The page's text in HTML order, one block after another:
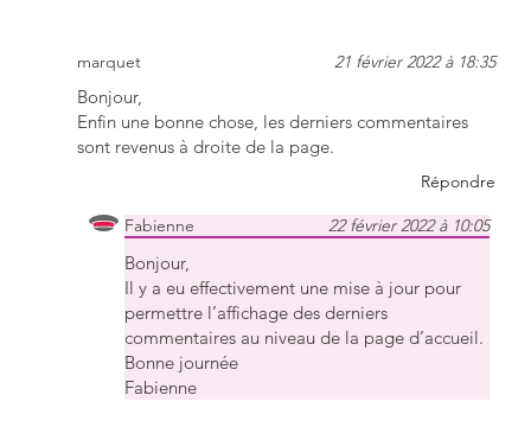
marquet 21 février 2022 à 18:35
Bonjour,
Enfin une bonne chose, les derniers commentaires
sont revenus à droite de la page.
Répondre
Fabienne 22 février 2022 à 10:05
Bonjour,
Il y a eu effectivement une mise à jour pour
permettre l’affichage des derniers
commentaires au niveau de la page d’accueil.
Bonne journée
Fabienne